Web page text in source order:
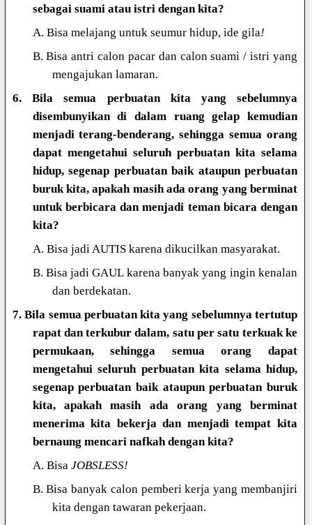
sebagai suami atau istri dengan kita?
A. Bisa melajang untuk seumur hidup, ide gila!
B. Bisa antri calon pacar dan calon suami / istri yang
mengajukan lamaran.
6. Bila semua perbuatan kita yang sebelumnya
disembunyikan di dalam ruang gelap kemudian
menjadi terang-benderang, sehingga semua orang
dapat mengetahui seluruh perbuatan kita selama
hidup, segenap perbuatan baik ataupun perbuatan
buruk kita, apakah masih ada orang yang berminat
untuk berbicara dan menjadi teman bicara dengan
kita?
A. Bisa jadi AUTIS karena dikucilkan masyarakat.
B. Bisa jadi GAUL karena banyak yang ingin kenalan
dan berdekatan.
7. Bila semua perbuatan kita yang sebelumnya tertutup
rapat dan terkubur dalam, satu per satu terkuak ke
permukaan, sehingga semua orang dapat
mengetahui seluruh perbuatan kita selama hidup,
segenap perbuatan baik ataupun perbuatan buruk
kita, apakah masih ada orang yang berminat
menerima kita bekerja dan menjadi tempat kita
bernaung mencari nafkah dengan kita?
A. Bisa JOBSLESS!
B. Bisa banyak calon pemberi kerja yang membanjiri
kita dengan tawaran pekerjaan.